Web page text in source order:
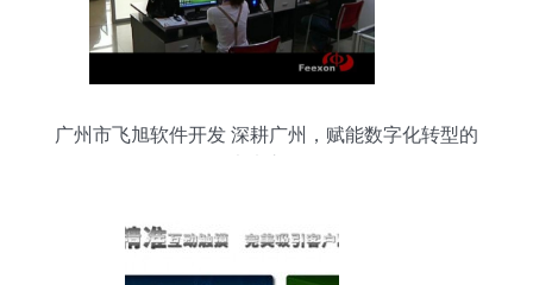
广州市飞旭软件开发 深耕广州，赋能数字化转型的